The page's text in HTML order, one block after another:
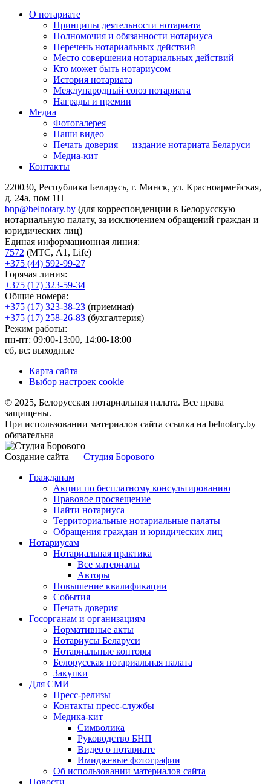
О нотариате
Принципы деятельности нотариата
Полномочия и обязанности нотариуса
Перечень нотариальных действий
Место совершения нотариальных действий
Кто может быть нотариусом
История нотариата
Международный союз нотариата
Награды и премии
Медиа
Фотогалерея
Наши видео
Печать доверия — издание нотариата Беларуси
Медиа-кит
Контакты
220030, Республика Беларусь, г. Минск, ул. Красноармейская,
д. 24а, пом 1Н
bnp@belnotary.by (для корреспонденции в Белорусскую
нотариальную палату, за исключением обращений граждан и
юридических лиц)
Единая информационная линия:
7572 (МТС, A1, Life)
+375 (44) 592-99-27
Горячая линия:
+375 (17) 323-59-34
Общие номера:
+375 (17) 323-38-23 (приемная)
+375 (17) 258-26-83 (бухгалтерия)
Режим работы:
пн-пт: 09:00-13:00, 14:00-18:00
сб, вс: выходные
Карта сайта
Выбор настроек cookie
© 2025, Белорусская нотариальная палата. Все права
защищены.
При использовании материалов сайта ссылка на belnotary.by
обязательна
Создание сайта — Студия Борового
Гражданам
Акции по бесплатному консультированию
Правовое просвещение
Найти нотариуса
Территориальные нотариальные палаты
Обращения граждан и юридических лиц
Нотариусам
Нотариальная практика
Все материалы
Авторы
Повышение квалификации
События
Печать доверия
Госорганам и организациям
Нормативные акты
Нотариусы Беларуси
Нотариальные конторы
Белорусская нотариальная палата
Закупки
Для СМИ
Пресс-релизы
Контакты пресс-службы
Медика-кит
Символика
Руководство БНП
Видео о нотариате
Имиджевые фотографии
Об использовании материалов сайта